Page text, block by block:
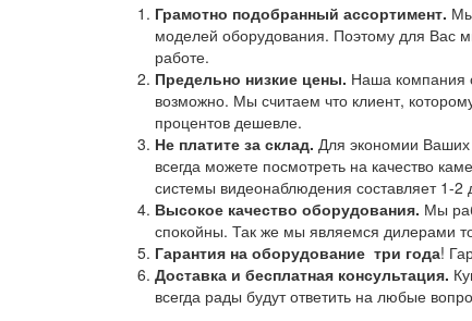
Грамотно подобранный ассортимент.
моделей оборудования. Поэтому для Вас
работе.
Предельно низкие цены. Наша компания
возможно. Мы считаем что клиент,
процентов дешевле.
Не платите за склад. Для экономии Ваших
всегда можете посмотреть на качество
системы видеонаблюдения составляет 1-2
Высокое качество оборудования. Мы
спокойны. Так же мы являемся дилерами
Гарантия на оборудование три года!
Доставка и бесплатная консультация.
всегда рады будут ответить на любые